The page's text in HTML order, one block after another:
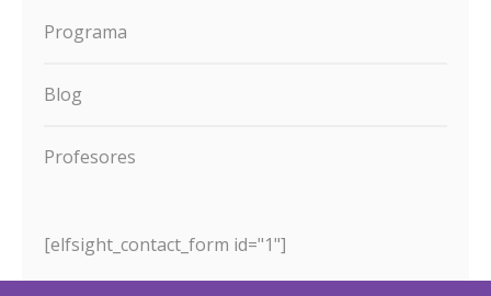
Programa
Blog
Profesores
[elfsight_contact_form id="1"]